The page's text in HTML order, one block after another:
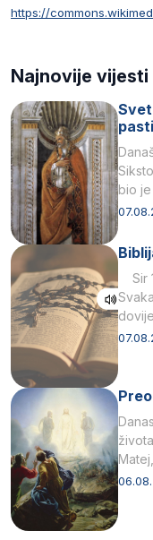
https://
Najnovije vijesti
bio
Sir